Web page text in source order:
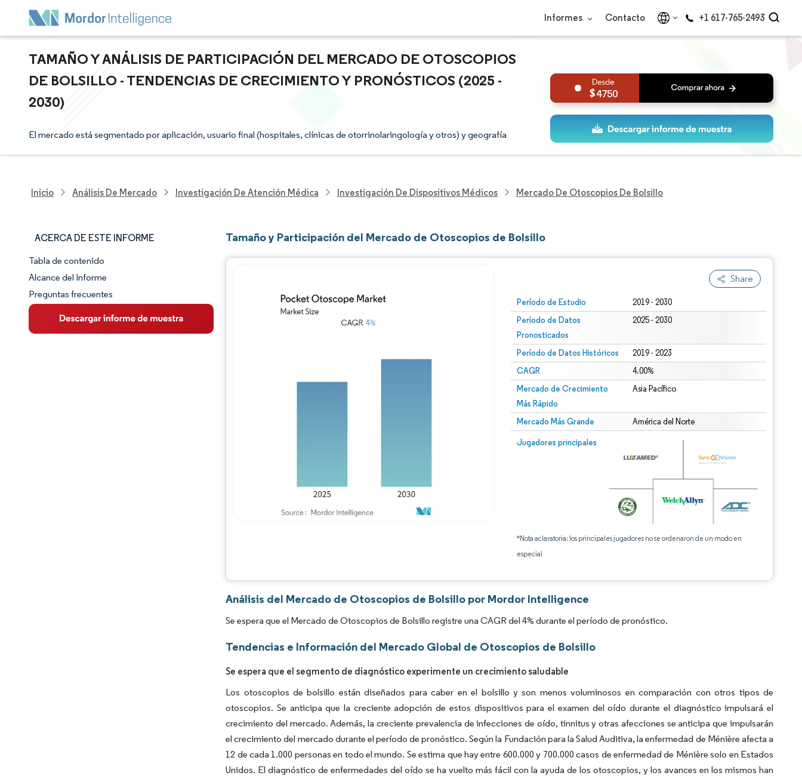
Informes Contacto +1 617-765-2493
TAMAÑO Y ANÁLISIS DE PARTICIPACIÓN DEL MERCADO DE OTOSCOPIOS
DE BOLSILLO - TENDENCIAS DE CRECIMIENTO Y PRONÓSTICOS (2025 -
2030)
El mercado está segmentado por aplicación, usuario final (hospitales, clínicas de otorrinolaringología y otros) y geografía
4750
Inicio Análisis De Mercado Investigación De Atención Médica Investigación De Dispositivos Médicos Mercado De Otoscopios De Bolsillo
ACERCA DE ESTE INFORME
Panorama del Mercado
Visión General del Mercado
Tendencias Principales del Mercado
Tabla de contenido
Alcance del Informe
Preguntas frecuentes
Tamaño y Participación del Mercado de Otoscopios de Bolsillo
Share
Período de Estudio 2019 - 2030
Período de Datos
Pronosticados
2025 - 2030
Período de Datos Históricos 2019 - 2023
CAGR 4.00%
Mercado de Crecimiento
Más Rápido
Asia Pacífico
Mercado Más Grande América del Norte
Jugadores principales
*Nota aclaratoria: los principales jugadores no se ordenaron de un modo en
especial
Análisis del Mercado de Otoscopios de Bolsillo por Mordor Intelligence
Se espera que el Mercado de Otoscopios de Bolsillo registre una CAGR del 4% durante el período de pronóstico.
Tendencias e Información del Mercado Global de Otoscopios de Bolsillo
Se espera que el segmento de diagnóstico experimente un crecimiento saludable
Los otoscopios de bolsillo están diseñados para caber en el bolsillo y son menos voluminosos en comparación con otros tipos de
otoscopios. Se anticipa que la creciente adopción de estos dispositivos para el examen del oído durante el diagnóstico impulsará el
crecimiento del mercado. Además, la creciente prevalencia de infecciones de oído, tinnitus y otras afecciones se anticipa que impulsarán
el crecimiento del mercado durante el período de pronóstico. Según la Fundación para la Salud Auditiva, la enfermedad de Ménière afecta a
12 de cada 1.000 personas en todo el mundo. Se estima que hay entre 600.000 y 700.000 casos de enfermedad de Ménière solo en Estados
Unidos. El diagnóstico de enfermedades del oído se ha vuelto más fácil con la ayuda de los otoscopios, y los avances en los mismos han